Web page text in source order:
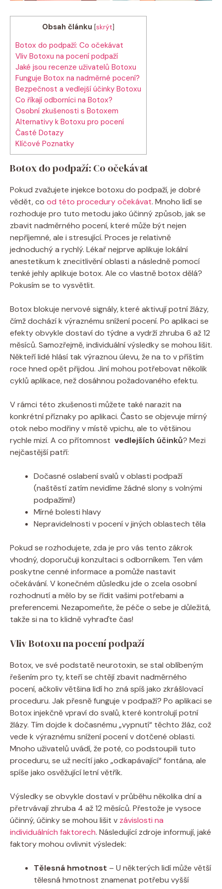
Obsah článku [skrýt]
Botox⁣ do podpaží: Co očekávat
Vliv Botoxu ​na pocení ‌podpaží
Jaké jsou⁢ recenze‌ uživatelů⁤ Botoxu
Funguje ⁢Botox ⁣na nadměrné pocení?
Bezpečnost a‌ vedlejší ⁤účinky Botoxu
Co⁢ říkají odborníci na Botox?
Osobní zkušenosti s Botoxem
Alternativy k Botoxu pro pocení
Časté ‌Dotazy
Klíčové ⁢Poznatky
Botox⁣ do podpaží: Co očekávat
Pokud‌ zvažujete injekce botoxu do podpaží,‍ je dobré
vědět, co od této procedury očekávat. Mnoho lidí se
rozhoduje pro tuto metodu jako účinný způsob, jak se
zbavit nadměrného ​pocení,​ které může být nejen
nepříjemné, ale i stresující. Proces je relativně
jednoduchý a rychlý. Lékař ​nejprve aplikuje lokální
anestetikum ⁢k znecitlivění oblasti ​a následně pomocí
tenké jehly aplikuje⁢ botox. Ale co vlastně botox dělá?
‍Pokusím ⁣se to ‍vysvětlit.
Botox blokuje ‍nervové ⁢signály, které aktivují potní⁣ žlázy,
čímž dochází k výraznému snížení ⁤pocení.‌ Po aplikaci se
efekty obvykle dostaví do týdne a‌ vydrží zhruba ‌6 až 12
měsíců. Samozřejmě, individuální‌ výsledky se mohou lišit.
Někteří lidé hlásí​ tak‍ výraznou úlevu, že ‍na to v⁢ příštím​
roce​ hned opět‍ přijdou. Jiní mohou potřebovat několik
cyklů aplikace, než dosáhnou požadovaného efektu.
V rámci této zkušenosti můžete také narazit na
konkrétní příznaky po aplikaci. Často se⁣ objevuje mírný
‌otok nebo⁤ modřiny⁣ v místě vpichu, ale to většinou
rychle ⁢mizí. A co přítomnost ⁢ vedlejších účinků? Mezi
nejčastější patří:
Dočasné oslabení svalů ‍v oblasti podpaží
(naštěstí ⁢zatím nevidíme ​žádné slony s ⁤volnými
podpažími!)
Mírné bolesti ​hlavy
Nepravidelnosti v⁣ pocení v ⁤jiných oblastech‌ těla
Pokud⁤ se rozhodujete, zda​ je ⁣pro​ vás tento zákrok
⁤vhodný,‌ doporučuji konzultaci s odborníkem.⁤ Ten ‍vám
poskytne ‍cenné informace a pomůže nastavit
očekávání. V konečném důsledku‌ jde​ o zcela osobní⁢
rozhodnutí a mělo by se řídit vašimi potřebami a
preferencemi. Nezapomeňte, že péče o⁣ sebe je důležitá,​
takže si na to klidně vyhraďte čas!
Vliv Botoxu ​na pocení ‌podpaží
Botox, ⁣ve ⁤své podstatě neurotoxin, se stal⁢ oblíbeným
⁤řešením ‌pro ty, kteří⁤ se chtějí zbavit nadměrného
pocení, ačkoliv většina lidí ho zná spíš ⁢jako zkrášlovací
proceduru. Jak přesně funguje ⁢v podpaží? Po aplikaci se
Botox injekčně vpraví do svalů, ⁣které kontrolují potní
žlázy. Tím dojde k dočasnému „vypnutí“ těchto‌ žláz, což
vede k výraznému snížení pocení v dotčené oblasti.
Mnoho uživatelů uvádí, že ⁢poté, co podstoupili ⁢tuto
proceduru, se už necítí jako „odkapávající“ fontána, ⁢ale
spíše jako osvěžující⁢ letní větřík.
Výsledky‍ se obvykle‌ dostaví ⁢v průběhu několika‍ dní ⁤a
přetrvávají‍ zhruba 4 až 12 měsíců. Přestože je vysoce
účinný, ​účinky se mohou ⁣lišit v závislosti na
individuálních faktorech. Následující zdroje‍ informují, jaké
faktory mohou ovlivnit ​výsledek:
Tělesná ⁢hmotnost ​– U některých lidí může‌ větší
tělesná‍ hmotnost znamenat⁢ potřebu vyšší